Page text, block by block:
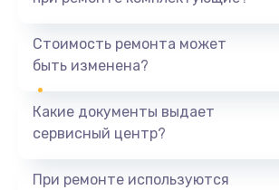
370 руб.
Ремонт электроплаты
Стоимость ремонта может
быть изменена?
Какие документы выдает
сервисный центр?
При ремонте используются